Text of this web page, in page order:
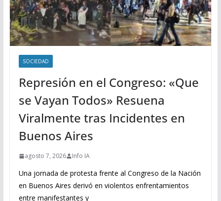
SOCIEDAD
Represión en el Congreso: «Que
se Vayan Todos» Resuena
Viralmente tras Incidentes en
Buenos Aires
agosto 7, 2026 Info IA
Una jornada de protesta frente al Congreso de la Nación
en Buenos Aires derivó en violentos enfrentamientos
entre manifestantes y